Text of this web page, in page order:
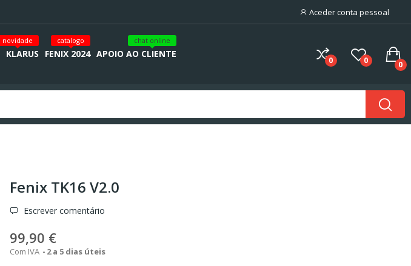
Aceder conta pessoal
KLARUS
novidade
FENIX 2024
catalogo
APOIO AO CLIENTE
chat online
0 0 0
Fenix TK16 V2.0
Escrever comentário
99,90 €
Com IVA 2 a 5 dias úteis